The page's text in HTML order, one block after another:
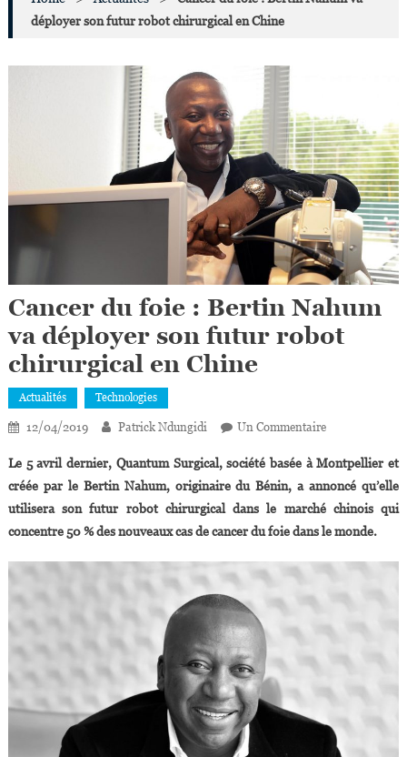
déployer son futur robot chirurgical en Chine
Cancer du foie : Bertin Nahum
va déployer son futur robot
chirurgical en Chine
Actualités Technologies
12/04/2019 Patrick Ndungidi Un CommentaireSur
Du
Foie :
Bertin
Nahum
Déployer
Son
Robot
Chirurgical
Chine
Le 5 avril dernier, Quantum Surgical, société basée à Montpellier et
créée par le Bertin Nahum, originaire du Bénin, a annoncé qu’elle
utilisera son futur robot chirurgical dans le marché chinois qui
concentre 50 % des nouveaux cas de cancer du foie dans le monde.